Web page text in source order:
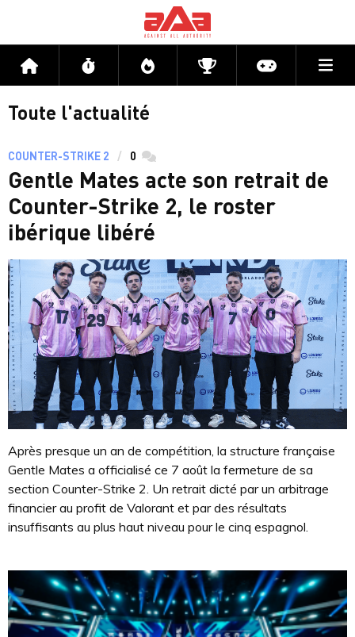
Accueil Flux Directs CompétitionsActu jeux
Toute l'actualité
COUNTER-STRIKE 2 0 commentaires
Gentle Mates acte son retrait de
Counter-Strike 2, le roster
ibérique libéré
Après presque un an de compétition, la structure française
Gentle Mates a officialisé ce 7 août la fermeture de sa
section Counter-Strike 2. Un retrait dicté par un arbitrage
financier au profit de Valorant et par des résultats
insuffisants au plus haut niveau pour le cinq espagnol.